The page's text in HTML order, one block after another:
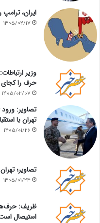
ایران،
1405/02/17
وزیر
حرف را کجای
1405/02/07
تصاویر:
تهران با
1405/01/26
تصاویر؛
1405/01/24
ظریف:
استیصال